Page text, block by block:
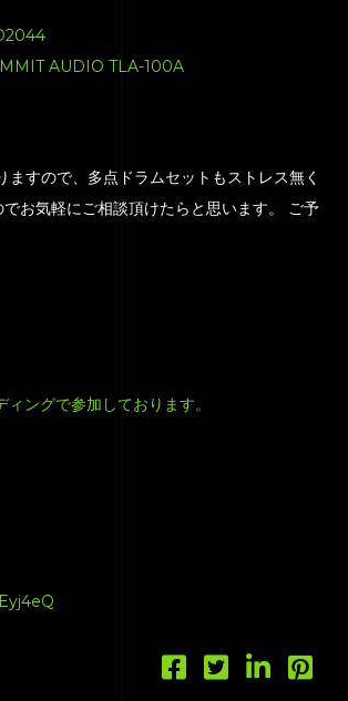
AUDIO TLA-100A
すので、多点ドラムセットもストレス無く
お気軽にご相談頂けたらと思います。 ご予
グで参加しております。